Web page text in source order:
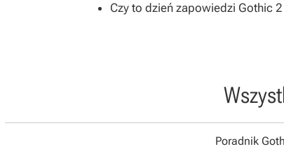
Czy to dzień zapowiedzi Gothic
Poradnik